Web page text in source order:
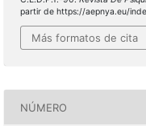
partir de https://aepnya.eu/
Más formatos de cita
NÚMERO